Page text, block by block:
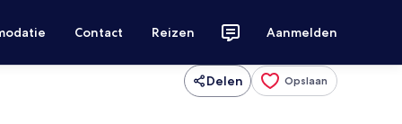
Contact Reizen Aanmelden
Delen Opslaan